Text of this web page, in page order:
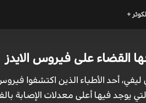
الكوثر +
القضاء على فيروس الايدز
التي يوجد فيها أعلى معدلات